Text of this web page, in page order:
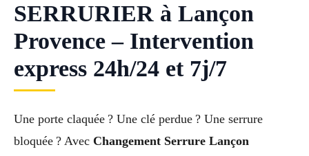
SERRURIER à Lançon
Provence – Intervention
express 24h/24 et 7j/7
Une porte claquée ? Une clé perdue ? Une serrure
bloquée ? Avec Changement Serrure Lançon